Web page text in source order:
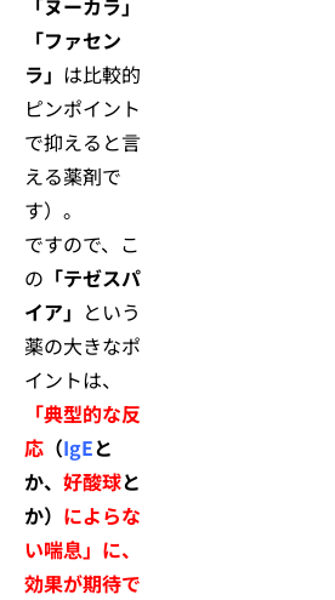
「ヌーカラ」
「ファセン
ラ」 は比較的
ピンポイント
で抑えると言
える薬剤で
す）。
ですので、こ
の 「テゼスパ
イア」 という
薬の大きなポ
イントは、
「典型的な反
応 （IgEと
か、 好酸球と
か） によらな
い喘息」に、
効果が期待で